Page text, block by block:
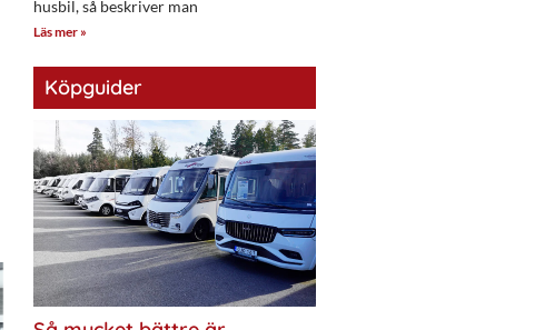
husbil, så beskriver man
Läs mer »
Köpguider